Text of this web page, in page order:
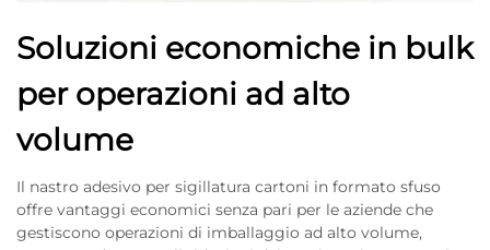
Soluzioni economiche in bulk
per operazioni ad alto
volume
Il nastro adesivo per sigillatura cartoni in formato sfuso
offre vantaggi economici senza pari per le aziende che
gestiscono operazioni di imballaggio ad alto volume,